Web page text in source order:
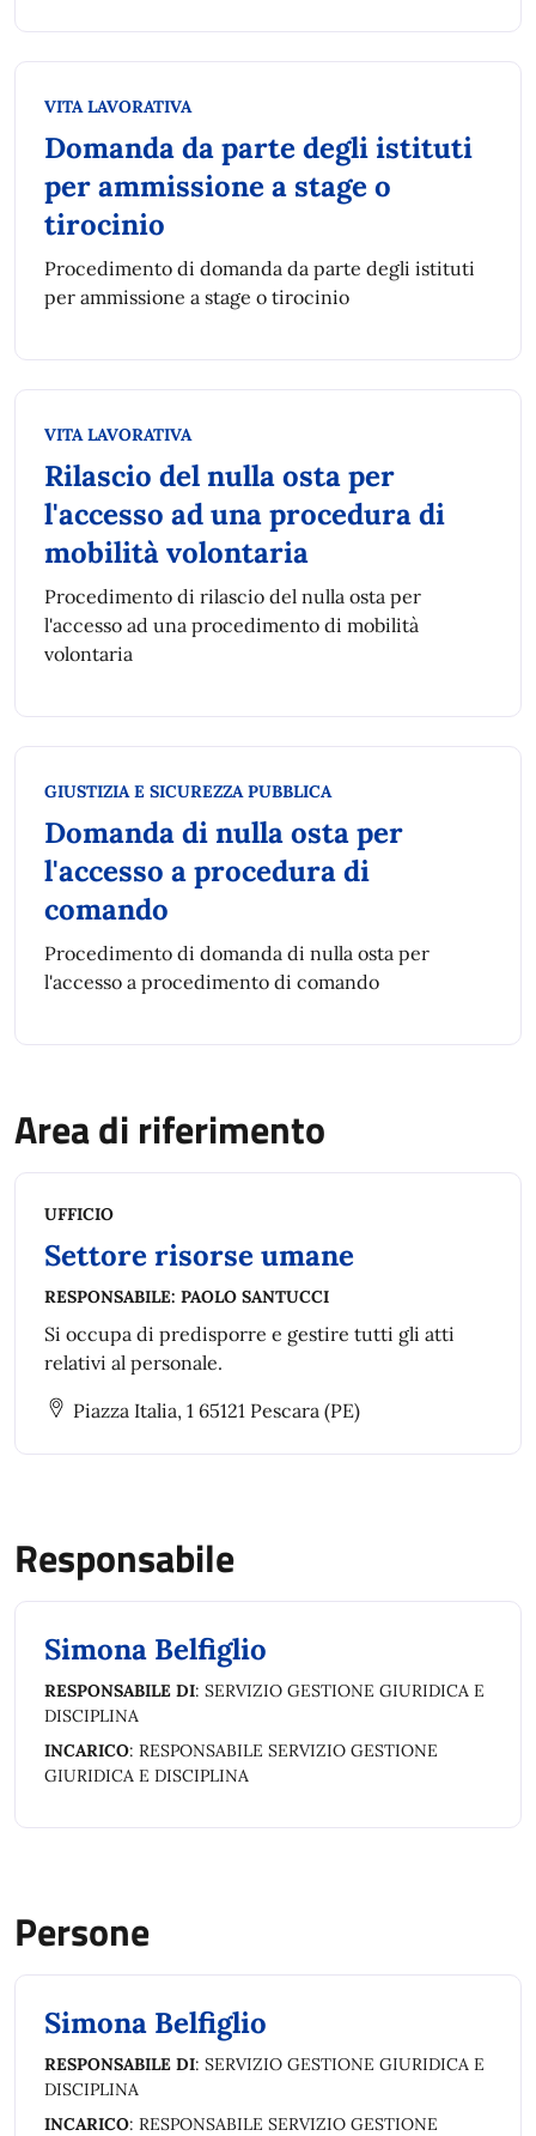
Categoria:
VITA LAVORATIVA
Domanda da parte degli istituti
per ammissione a stage o
tirocinio
Procedimento di domanda da parte degli istituti
per ammissione a stage o tirocinio
Categoria:
VITA LAVORATIVA
Rilascio del nulla osta per
l'accesso ad una procedura di
mobilità volontaria
Procedimento di rilascio del nulla osta per
l'accesso ad una procedimento di mobilità
volontaria
Categoria:
GIUSTIZIA E SICUREZZA PUBBLICA
Domanda di nulla osta per
l'accesso a procedura di
comando
Procedimento di domanda di nulla osta per
l'accesso a procedimento di comando
Area di riferimento
UFFICIO
Settore risorse umane
RESPONSABILE: PAOLO SANTUCCI
Si occupa di predisporre e gestire tutti gli atti
relativi al personale.
Piazza Italia, 1 65121 Pescara (PE)
Responsabile
Simona Belfiglio
RESPONSABILE DI: SERVIZIO GESTIONE GIURIDICA E
DISCIPLINA
INCARICO: RESPONSABILE SERVIZIO GESTIONE
GIURIDICA E DISCIPLINA
Persone
Simona Belfiglio
RESPONSABILE DI: SERVIZIO GESTIONE GIURIDICA E
DISCIPLINA
INCARICO: RESPONSABILE SERVIZIO GESTIONE